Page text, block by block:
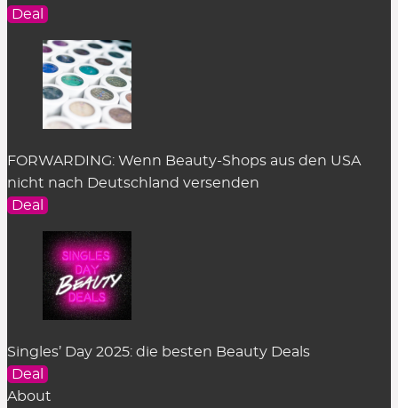
Deal
FORWARDING: Wenn Beauty-Shops aus den USA
nicht nach Deutschland versenden
Deal
Singles’ Day 2025: die besten Beauty Deals
Deal
About